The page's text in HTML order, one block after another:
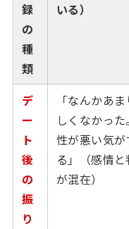
録
の
種
類
いる）
デ
ー
ト
後
の
振
り
「なんかあ
しくなかった
性が悪い気が
る」（感情
が混在）